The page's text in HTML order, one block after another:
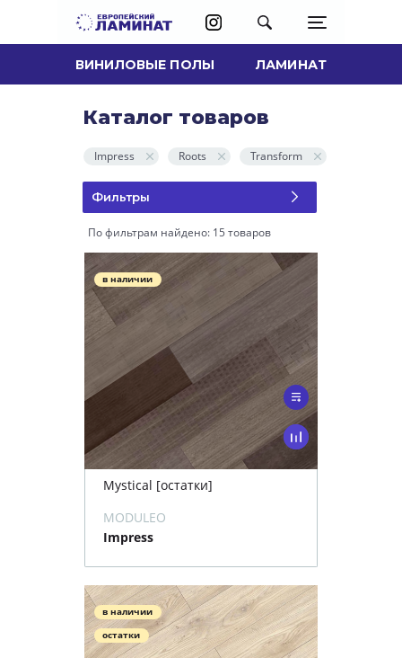
ВИНИЛОВЫЕ ПОЛЫ ЛАМИНАТ
Каталог товаров
Impress Roots Transform
Фильтры
По фильтрам найдено: 15 товаров
в наличии
Mystical [остатки]
MODULEO
Impress
в наличии
остатки